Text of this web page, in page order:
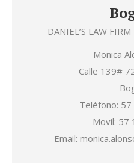
DANIEL’S LAW
Monica
Calle 139#
Teléfono:
Movil: 57
Email: